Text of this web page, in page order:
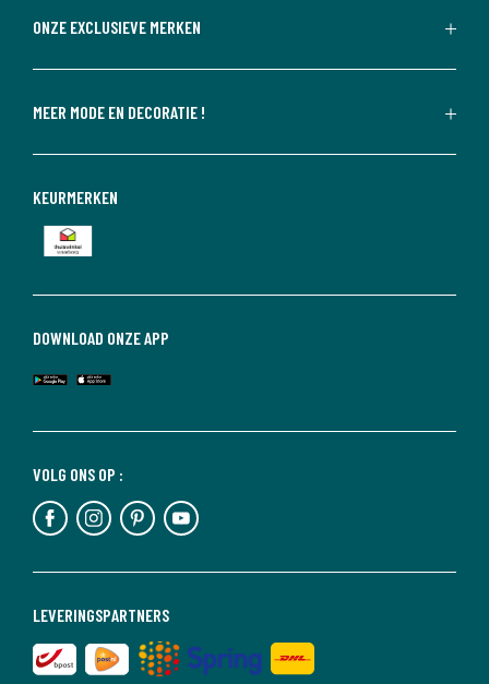
ONZE EXCLUSIEVE MERKEN
MEER MODE EN DECORATIE !
LEVERINGSPARTNERS
VOLG ONS OP :
DOWNLOAD ONZE APP
KEURMERKEN